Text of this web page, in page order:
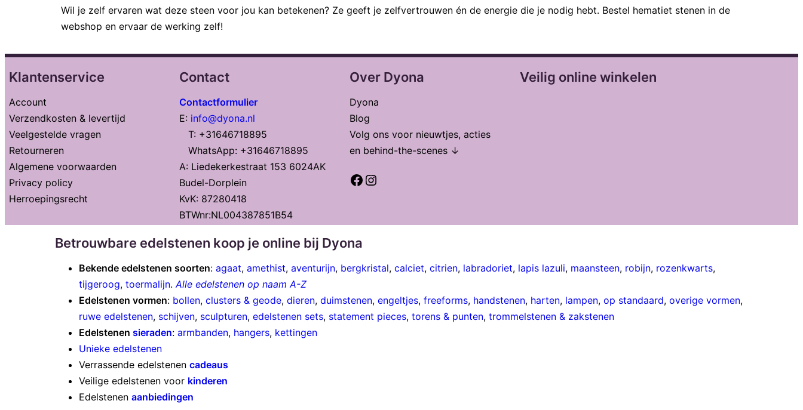
Wil je zelf ervaren wat deze steen voor jou kan betekenen? Ze geeft je zelfvertrouwen én de energie die je nodig hebt. Bestel hematiet stenen in de
webshop en ervaar de werking zelf!
Klantenservice
Account
Verzendkosten & levertijd
Veelgestelde vragen
Retourneren
Algemene voorwaarden
Privacy policy
Herroepingsrecht
Contact
Contactformulier
E: info@dyona.nl
T: +31646718895
WhatsApp: +31646718895
A: Liedekerkestraat 153 6024AK
Budel-Dorplein
KvK: 87280418
BTWnr:NL004387851B54
Over Dyona
Dyona
Blog
Volg ons voor nieuwtjes, acties
en behind-the-scenes ↓
Facebook Instagram
Veilig online winkelen
Betrouwbare edelstenen koop je online bij Dyona
Bekende edelstenen soorten: agaat, amethist, aventurijn, bergkristal, calciet, citrien, labradoriet, lapis lazuli, maansteen, robijn, rozenkwarts,
tijgeroog, toermalijn. Alle edelstenen op naam A-Z
Edelstenen vormen: bollen, clusters & geode, dieren, duimstenen, engeltjes, freeforms, handstenen, harten, lampen, op standaard, overige vormen,
ruwe edelstenen, schijven, sculpturen, edelstenen sets, statement pieces, torens & punten, trommelstenen & zakstenen
Edelstenen sieraden: armbanden, hangers, kettingen
Unieke edelstenen
Verrassende edelstenen cadeaus
Veilige edelstenen voor kinderen
Edelstenen aanbiedingen